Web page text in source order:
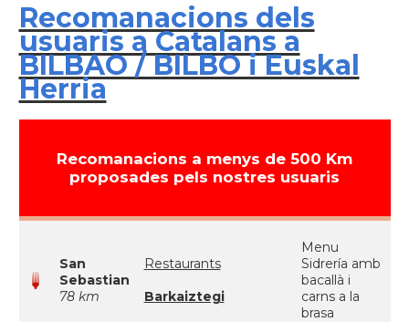
Recomanacions dels
usuaris a Catalans a
BILBAO / BILBO i Euskal
Herria
Recomanacions a menys de 500 Km
proposades pels nostres usuaris
San
Sebastian
78 km
Restaurants
Barkaiztegi
Menu
Sidrería amb
bacallà i
carns a la
brasa